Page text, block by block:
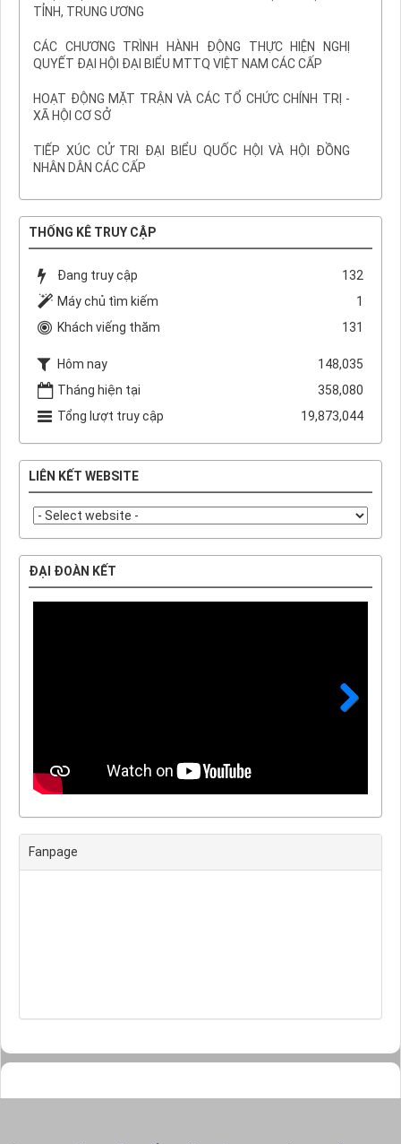
TỈNH, TRUNG ƯƠNG
CÁC CHƯƠNG TRÌNH HÀNH ĐỘNG THỰC HIỆN NGHỊ
QUYẾT ĐẠI HỘI ĐẠI BIỂU MTTQ VIỆT NAM CÁC CẤP
HOẠT ĐỘNG MẶT TRẬN VÀ CÁC TỔ CHỨC CHÍNH TRỊ -
XÃ HỘI CƠ SỞ
TIẾP XÚC CỬ TRI ĐẠI BIỂU QUỐC HỘI VÀ HỘI ĐỒNG
NHÂN DÂN CÁC CẤP
THỐNG KÊ TRUY CẬP
Đang truy cập
132
Máy chủ tìm kiếm
1
Khách viếng thăm
131
Hôm nay
148,035
Tháng hiện tại
358,080
Tổng lượt truy cập
19,873,044
LIÊN KẾT WEBSITE
ĐẠI ĐOÀN KẾT
Fanpage